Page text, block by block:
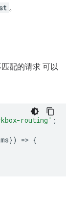
。
配的请求 可以
routing' ;
}) => {